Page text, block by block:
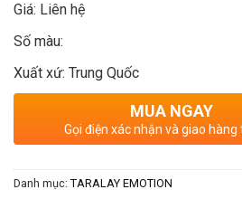
Giá: Liên hệ
Số màu:
Xuất xứ: Trung Quốc
MUA NGAY
Gọi điện xác nhận và giao hàng
Danh mục: TARALAY EMOTION